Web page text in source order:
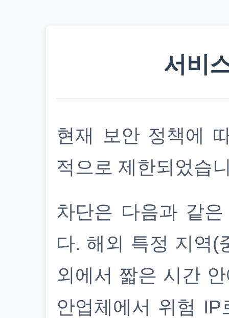
서비
현재 보안 정책에
적으로 제한되었습
차단은 다음과 같
다. 해외 특정 지역(
외에서 짧은 시간
안업체에서 위험